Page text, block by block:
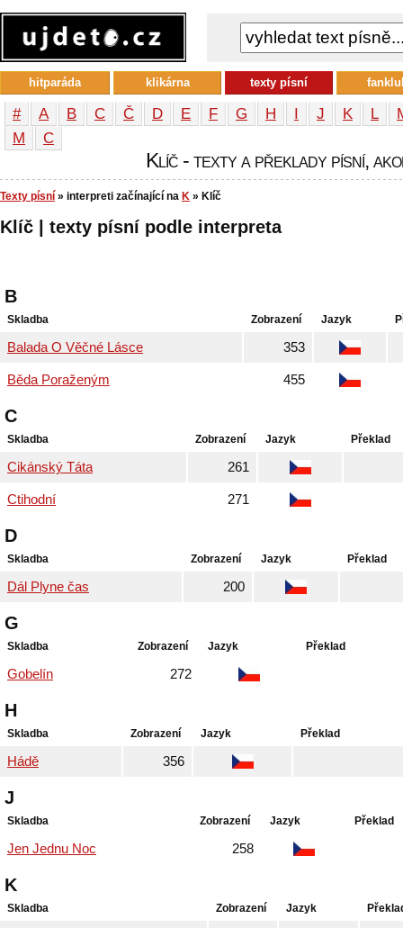
# A B C Č D E F G H I J K L
М
С
Klíč - texty a překlady písní,
Texty písní » interpreti začínající na K » Klíč
Klíč | texty písní podle interpreta
B
Skladba Zobrazení Jazyk
Balada O Věčné Lásce 353
Běda Poraženým 455
C
Skladba Zobrazení Jazyk Překlad
Cikánský Táta 261
Ctihodní 271
D
Skladba Zobrazení Jazyk Překlad
Dál Plyne čas 200
G
Skladba Zobrazení Jazyk Překlad
Gobelín 272
H
Skladba Zobrazení Jazyk Překlad
Hádě 356
J
Skladba Zobrazení Jazyk Překlad
Jen Jednu Noc 258
K
Skladba Zobrazení Jazyk
hitparáda klikárna texty písní